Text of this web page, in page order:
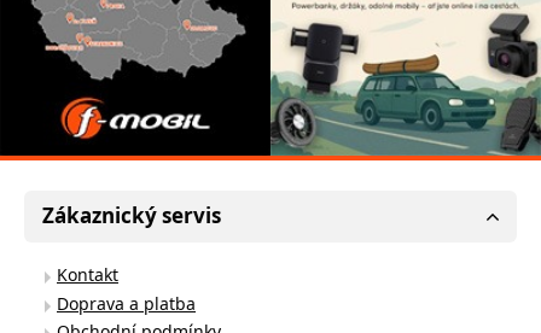
Zákaznický servis
Kontakt
Doprava a platba